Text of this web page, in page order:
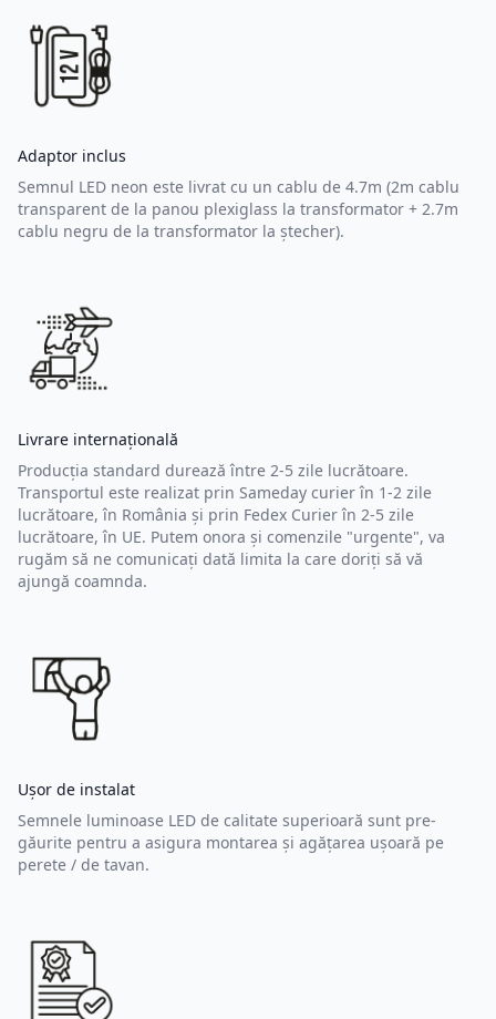
Adaptor inclus
Semnul LED neon este livrat cu un cablu de 4.7m (2m cablu
transparent de la panou plexiglass la transformator + 2.7m
cablu negru de la transformator la ștecher).
Livrare internațională
Producția standard durează între 2-5 zile lucrătoare.
Transportul este realizat prin Sameday curier în 1-2 zile
lucrătoare, în România și prin Fedex Curier în 2-5 zile
lucrătoare, în UE. Putem onora și comenzile "urgente", va
rugăm să ne comunicați dată limita la care doriți să vă
ajungă coamnda.
Ușor de instalat
Semnele luminoase LED de calitate superioară sunt pre-
găurite pentru a asigura montarea și agățarea ușoară pe
perete / de tavan.